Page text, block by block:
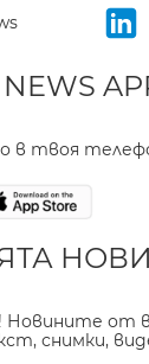
в твоя
Новините от
снимки,